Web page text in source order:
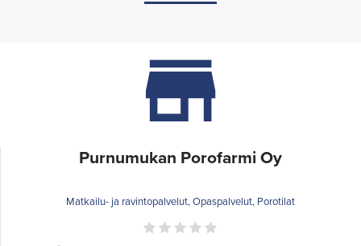
Purnumukan Porofarmi Oy
Matkailu- ja ravintopalvelut, Opaspalvelut, Porotilat